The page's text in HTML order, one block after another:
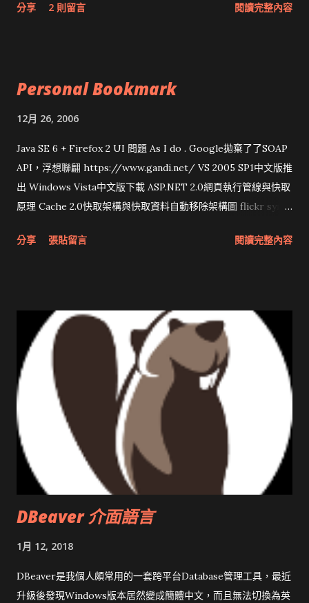
分享 2 則留言 閱讀完整內容
Personal Bookmark
12月 26, 2006
Java SE 6 + Firefox 2 UI 問題 As I do . Google拋棄了了SOAP
API，浮想聯翩 https://www.gandi.net/ VS 2005 SP1中文版推
出 Windows Vista中文版下載 ASP.NET 2.0網頁執行管線與快取
原理 Cache 2.0快取架構與快取資料自動移除架構圖 flickr sync
圖治推動改革 Wait and see 國內某SOC疑遭駭客入侵 大砲開講
分享 張貼留言 閱讀完整內容
DBeaver 介面語言
1月 12, 2018
DBeaver是我個人頗常用的一套跨平台Database管理工具，最近
升級後發現Windows版本居然變成簡體中文，而且無法切換為英